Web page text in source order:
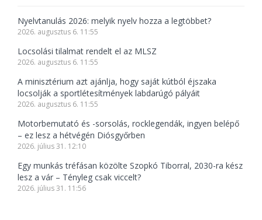
Nyelvtanulás 2026: melyik nyelv hozza a legtöbbet?
2026. augusztus 6. 11:55
Locsolási tilalmat rendelt el az MLSZ
2026. augusztus 6. 11:55
A minisztérium azt ajánlja, hogy saját kútból éjszaka
locsolják a sportlétesítmények labdarúgó pályáit
2026. augusztus 6. 11:55
Motorbemutató és -sorsolás, rocklegendák, ingyen belépő
– ez lesz a hétvégén Diósgyőrben
2026. július 31. 12:10
Egy munkás tréfásan közölte Szopkó Tiborral, 2030-ra kész
lesz a vár – Tényleg csak viccelt?
2026. július 31. 11:56